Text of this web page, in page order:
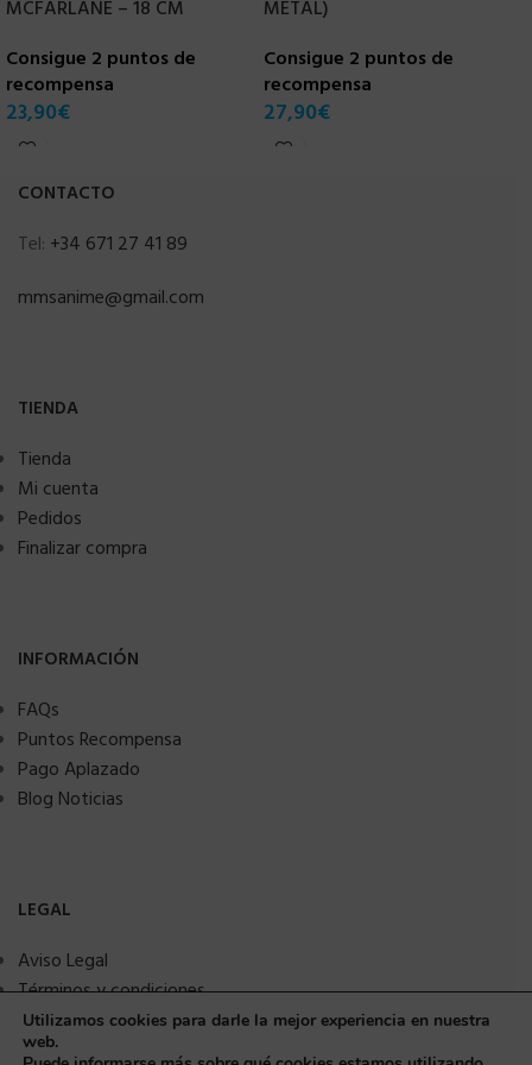
MCFARLANE – 18 CM
Consigue 2 puntos de
recompensa
23,90€
METAL)
Consigue 2 puntos de
recompensa
27,90€
CONTACTO
Tel: +34 671 27 41 89
mmsanime@gmail.com
TIENDA
Tienda
Mi cuenta
Pedidos
Finalizar compra
INFORMACIÓN
FAQs
Puntos Recompensa
Pago Aplazado
Blog Noticias
LEGAL
Aviso Legal
Términos y condiciones
Política de privacidad
Política de Cookies
Utilizamos cookies para darle la mejor experiencia en nuestra
web.